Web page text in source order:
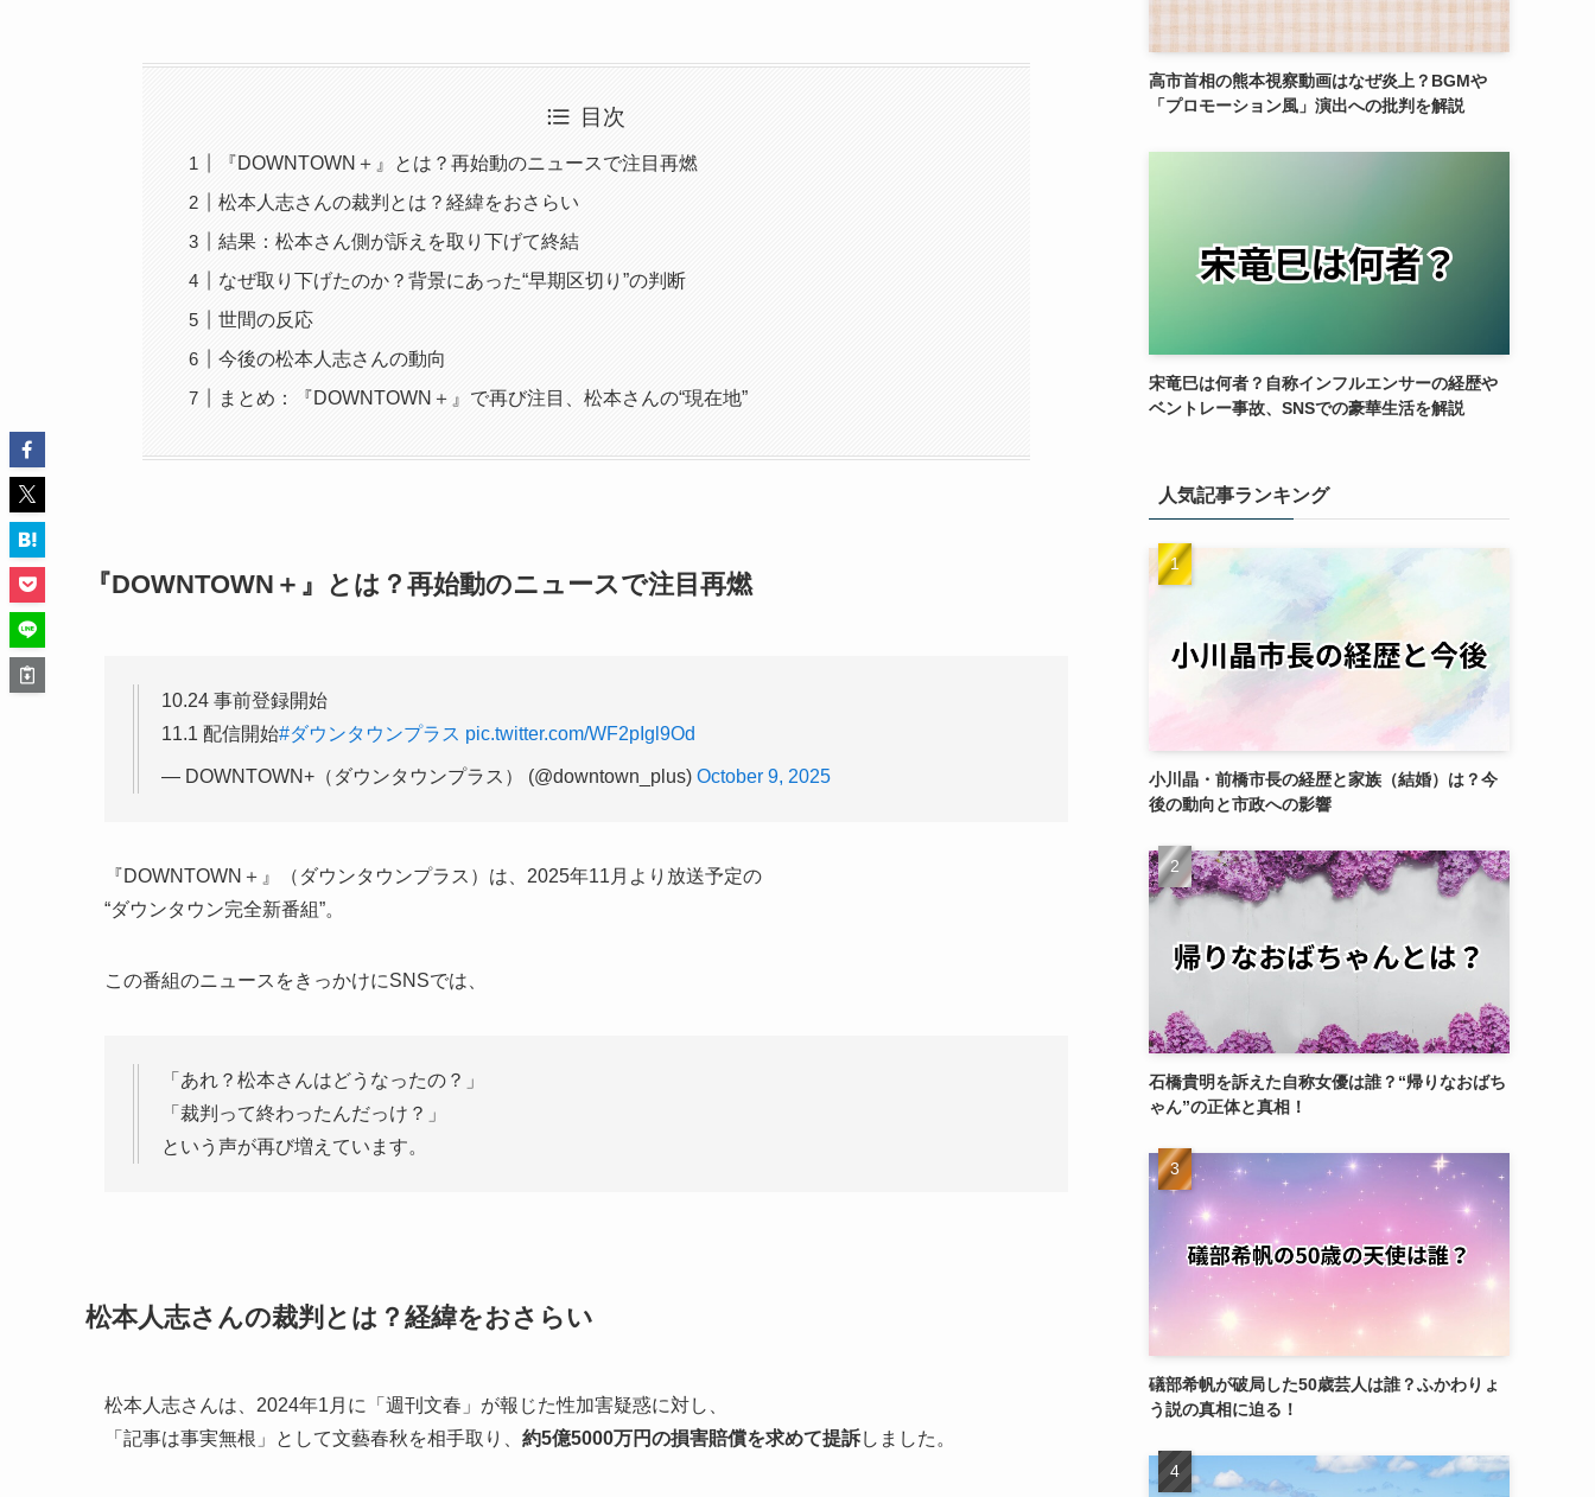
目次
『DOWNTOWN＋』とは？再始動のニュースで注目再燃
松本人志さんの裁判とは？経緯をおさらい
結果：松本さん側が訴えを取り下げて終結
なぜ取り下げたのか？背景にあった“早期区切り”の判断
世間の反応
今後の松本人志さんの動向
まとめ：『DOWNTOWN＋』で再び注目、松本さんの“現在地”
『DOWNTOWN＋』とは？再始動のニュースで注目再燃
10.24 事前登録開始
11.1 配信開始#ダウンタウンプラス pic.twitter.com/WF2pIgl9Od
— DOWNTOWN+（ダウンタウンプラス） (@downtown_plus) October 9, 2025
『DOWNTOWN＋』（ダウンタウンプラス）は、2025年11月より放送予定の
“ダウンタウン完全新番組”。
この番組のニュースをきっかけにSNSでは、
「あれ？松本さんはどうなったの？」
「裁判って終わったんだっけ？」
という声が再び増えています。
松本人志さんの裁判とは？経緯をおさらい
松本人志さんは、2024年1月に「週刊文春」が報じた性加害疑惑に対し、
「記事は事実無根」として文藝春秋を相手取り、 約5億5000万円の損害賠償を求めて提訴しました。
高市首相の熊本視察動画はなぜ炎上？BGMや
「プロモーション風」演出への批判を解説
宋竜巳は何者？自称インフルエンサーの経歴や
ベントレー事故、SNSでの豪華生活を解説
人気記事ランキング
小川晶・前橋市長の経歴と家族（結婚）は？今
後の動向と市政への影響
石橋貴明を訴えた自称女優は誰？“帰りなおばち
ゃん”の正体と真相！
礒部希帆が破局した50歳芸人は誰？ふかわりょ
う説の真相に迫る！